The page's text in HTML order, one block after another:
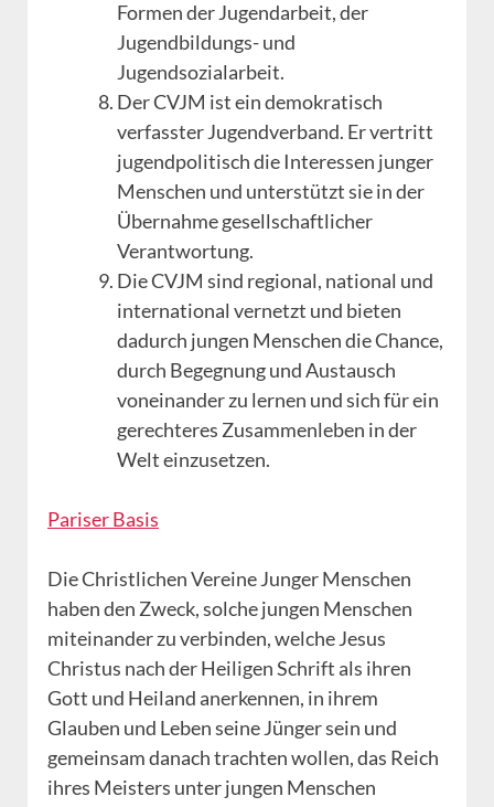
Formen der Jugendarbeit, der
Jugendbildungs- und
Jugendsozialarbeit.
Der CVJM ist ein demokratisch
verfasster Jugendverband. Er vertritt
jugendpolitisch die Interessen junger
Menschen und unterstützt sie in der
Übernahme gesellschaftlicher
Verantwortung.
Die CVJM sind regional, national und
international vernetzt und bieten
dadurch jungen Menschen die Chance,
durch Begegnung und Austausch
voneinander zu lernen und sich für ein
gerechteres Zusammenleben in der
Welt einzusetzen.
Pariser Basis
Die Christlichen Vereine Junger Menschen
haben den Zweck, solche jungen Menschen
miteinander zu verbinden, welche Jesus
Christus nach der Heiligen Schrift als ihren
Gott und Heiland anerkennen, in ihrem
Glauben und Leben seine Jünger sein und
gemeinsam danach trachten wollen, das Reich
ihres Meisters unter jungen Menschen